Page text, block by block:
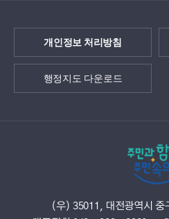
개인정보 처리방침
행정지도 다운로드
(우) 35011, 대전광역시 중